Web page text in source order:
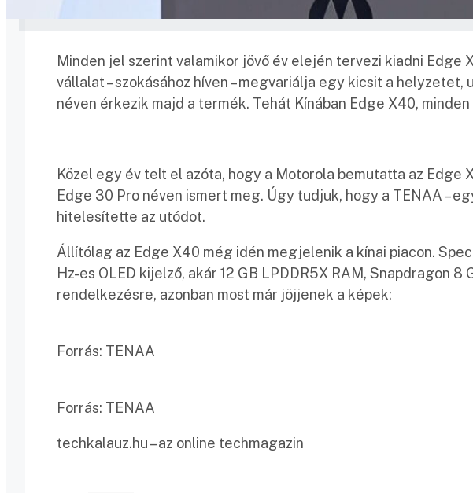
Minden jel szerint valamikor jövő év elején tervezi kiadni Edge
vállalat – szokásához híven – megvariálja egy kicsit a
néven érkezik majd a termék. Tehát Kínában Edge X40,
Közel egy év telt el azóta, hogy a Motorola bemutatta az Edge
Edge 30 Pro néven ismert meg. Úgy tudjuk, hogy a TENAA –
hitelesítette az utódot.
Állítólag az Edge X40 még idén megjelenik a kínai piacon.
Hz-es OLED kijelző, akár 12 GB LPDDR5X RAM, Snapdragon 8
rendelkezésre, azonban most már jöjjenek a képek:
Forrás: TENAA
Forrás: TENAA
techkalauz.hu – az online techmagazin